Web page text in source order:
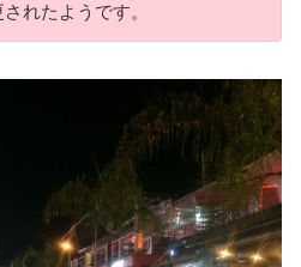
れたようです。